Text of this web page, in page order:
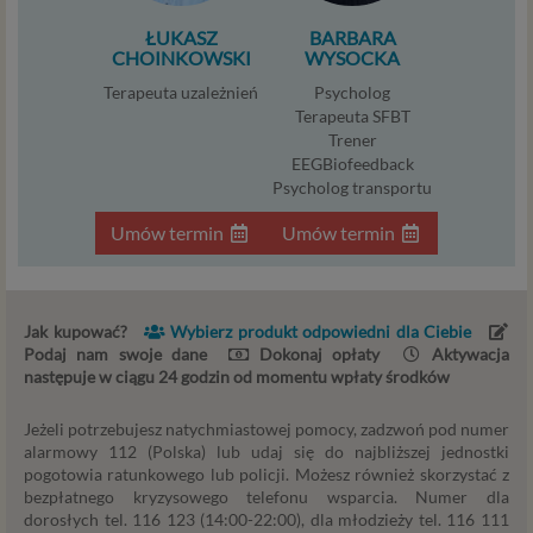
ŁUKASZ
CHOINKOWSKI
Terapeuta uzależnień
Umów termin
BARBARA
WYSOCKA
Psycholog
Terapeuta SFBT
Trener
EEGBiofeedback
Psycholog transportu
Umów termin
Jak kupować?
Wybierz produkt odpowiedni dla Ciebie
Podaj nam swoje dane
Dokonaj opłaty
Aktywacja
następuje w ciągu 24 godzin od momentu wpłaty środków
Jeżeli potrzebujesz natychmiastowej pomocy, zadzwoń pod numer
alarmowy 112 (Polska) lub udaj się do najbliższej jednostki
pogotowia ratunkowego lub policji. Możesz również skorzystać z
bezpłatnego kryzysowego telefonu wsparcia. Numer dla
dorosłych tel. 116 123 (14:00-22:00), dla młodzieży tel. 116 111
Na naszych stronach internetowych i w aplikacjach
używamy technologii, takich jak pliki cookie, local storage i
podobnych służących do zbierania i przetwarzania danych
osobowych oraz danych eksploatacyjnych w celu
personalizowania udostępnianych treści i reklam oraz
analizowania ruchu na naszych stronach. W ten sposób
technologię tę wykorzystują również nasi Zaufani
Partnerzy. Cookies to dane informatyczne zapisywane w
plikach i przechowywane na Twoim urządzeniu
każdorazowym wejściu na stronę z tego urządzenia,
podczas gdy odwiedzasz różne strony w Internecie. W
każdej chwili możesz zmienić ustawienia swojej
plików cookies oraz jak usunąć takie pliki z Twojego
urządzenia.
Zaufani Partnerzy